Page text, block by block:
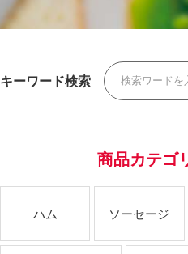
キーワード検索
商品カテゴ
ハム ソーセージ